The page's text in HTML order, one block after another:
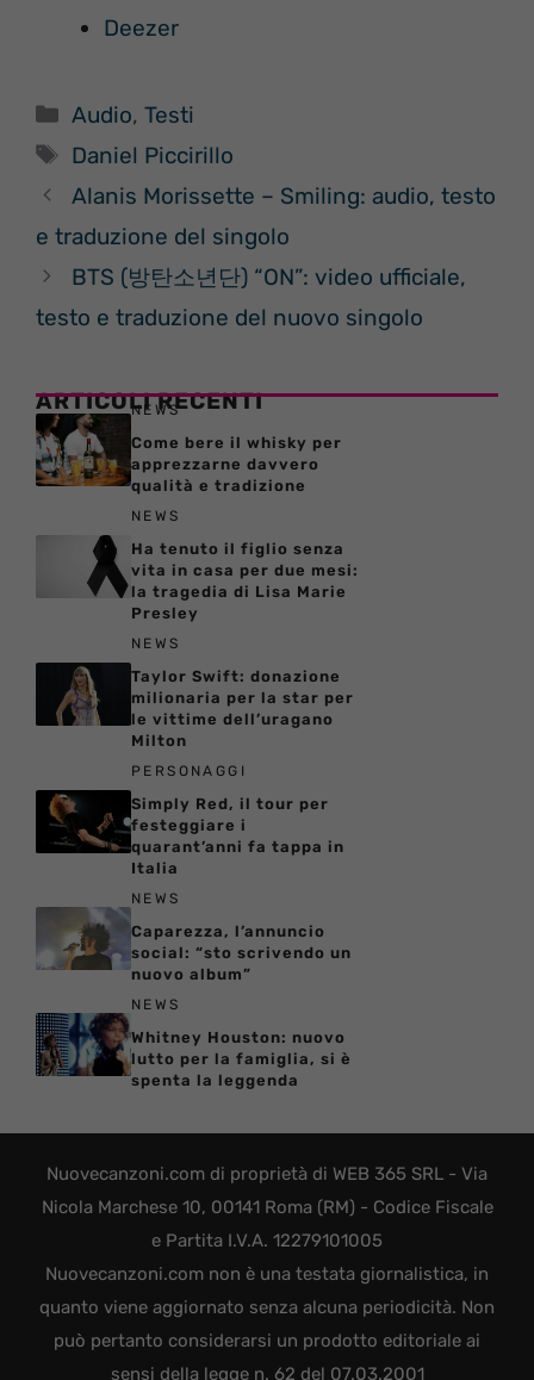
Deezer
Categorie
Audio,Testi
Tag
Daniel Piccirillo
Alanis Morissette – Smiling: audio, testo
e traduzione del singolo
BTS (방탄소년단) “ON”: video ufficiale,
testo e traduzione del nuovo singolo
ARTICOLI RECENTI
NEWS
Come bere il whisky per
apprezzarne davvero
qualità e tradizione
NEWS
Ha tenuto il figlio senza
vita in casa per due mesi:
la tragedia di Lisa Marie
Presley
NEWS
Taylor Swift: donazione
milionaria per la star per
le vittime dell’uragano
Milton
PERSONAGGI
Simply Red, il tour per
festeggiare i
quarant’anni fa tappa in
Italia
NEWS
Caparezza, l’annuncio
social: “sto scrivendo un
nuovo album”
NEWS
Whitney Houston: nuovo
lutto per la famiglia, si è
spenta la leggenda
Nuovecanzoni.com di proprietà di WEB 365 SRL - Via
Nicola Marchese 10, 00141 Roma (RM) - Codice Fiscale
e Partita I.V.A. 12279101005
Nuovecanzoni.com non è una testata giornalistica, in
quanto viene aggiornato senza alcuna periodicità. Non
può pertanto considerarsi un prodotto editoriale ai
sensi della legge n. 62 del 07.03.2001